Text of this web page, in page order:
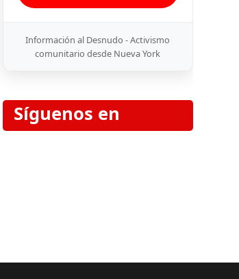
Información al Desnudo - Activismo
comunitario desde Nueva York
Síguenos en